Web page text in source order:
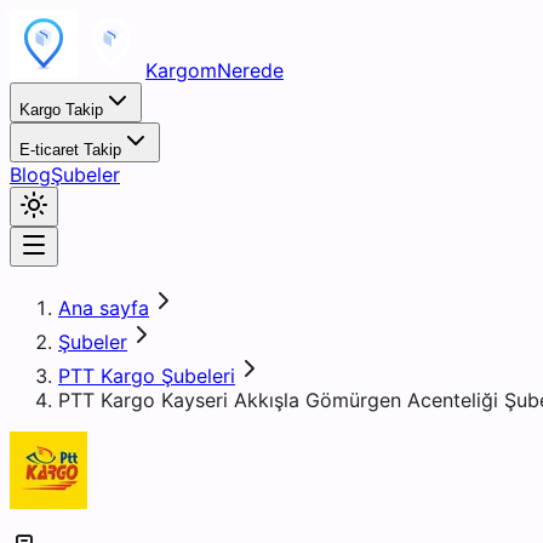
KargomNerede
Kargo Takip
E-ticaret Takip
BlogŞubeler
Ana sayfa
Şubeler
PTT Kargo Şubeleri
PTT Kargo Kayseri Akkışla Gömürgen Acenteliği